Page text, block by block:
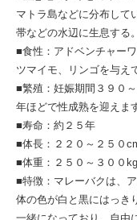
マトラ島などに分布して
帯などの水辺に生息する。
■食性：アドベンチャー
ツマイモ、リンゴを与え
■繁殖：妊娠期間３９０
年ほどで性成熟を迎えま
■寿命：約２５年
■体長：２２０～２５０
■体重：２５０～３００kg
■特徴：マレーバクは、
体の色が白と黒にはっき